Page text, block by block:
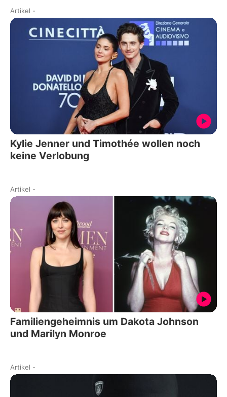
Artikel -
Kylie Jenner und Timothée wollen noch
keine Verlobung
Artikel -
Familiengeheimnis um Dakota Johnson
und Marilyn Monroe
Artikel -